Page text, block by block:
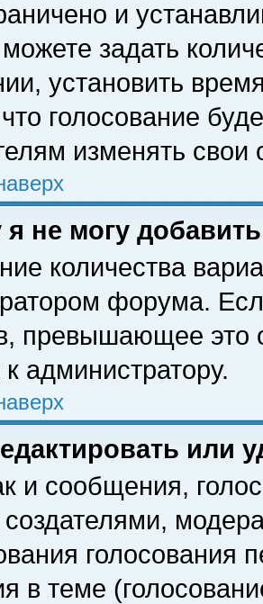
и
задать
установить
что голосование
изменять свои
не могу
количества
форума.
превышающее это
администратору.
или
и сообщения,
создателями,
голосования
в теме